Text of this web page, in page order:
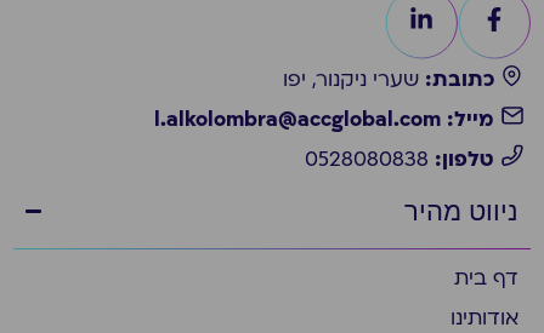
כתובת: שערי ניקנור, יפו
מייל: l.alkolombra@accglobal.com
טלפון:
ניווט מהיר
דף בית
אודותינו